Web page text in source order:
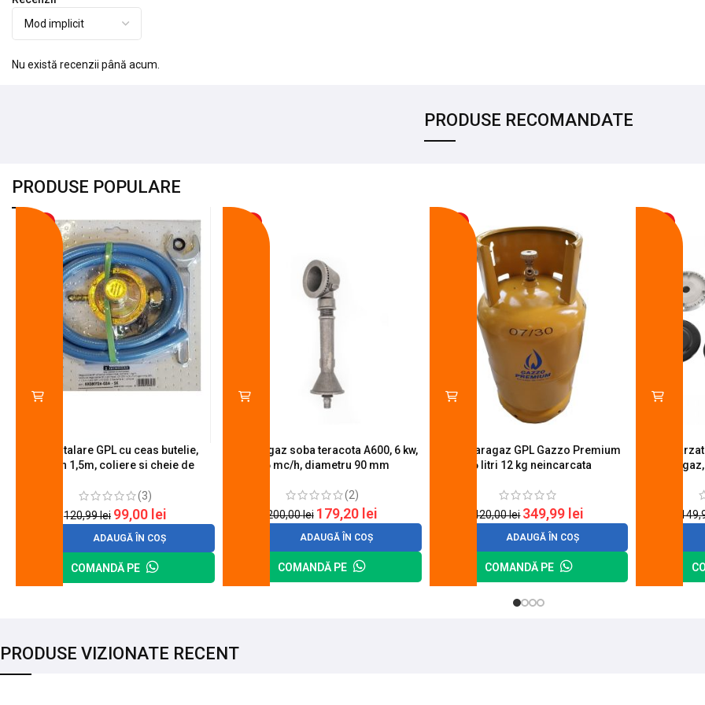
Nu există recenzii până acum.
PRODUSE RECOMANDATE
PRODUSE POPULARE
Kit instalare GPL cu ceas butelie,
furtun 1,5m, coliere si cheie de
(3)
120,99lei 99,00 lei
ADAUGĂ ÎN COȘ
COMANDĂ PE
Arzator gaz soba teracota A600, 6 kw,
0.6 mc/h, diametru 90 mm
(2)
200,00lei 179,20 lei
ADAUGĂ ÎN COȘ
COMANDĂ PE
Butelie aragaz GPL Gazzo Premium
26 litri 12 kg neincarcata
420,00lei 349,99 lei
ADAUGĂ ÎN COȘ
COMANDĂ PE
Set 4
PRODUSE VIZIONATE RECENT